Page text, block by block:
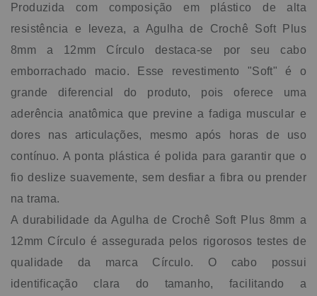
Produzida com composição em plástico de alta
resistência e leveza, a Agulha de Crochê Soft Plus
8mm a 12mm Círculo destaca-se por seu cabo
emborrachado macio. Esse revestimento "Soft" é o
grande diferencial do produto, pois oferece uma
aderência anatômica que previne a fadiga muscular e
dores nas articulações, mesmo após horas de uso
contínuo. A ponta plástica é polida para garantir que o
fio deslize suavemente, sem desfiar a fibra ou prender
na trama.
A durabilidade da Agulha de Crochê Soft Plus 8mm a
12mm Círculo é assegurada pelos rigorosos testes de
qualidade da marca Círculo. O cabo possui
identificação clara do tamanho, facilitando a